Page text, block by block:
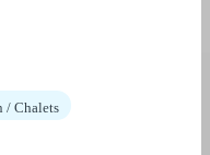
/ Chalets